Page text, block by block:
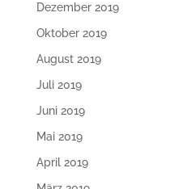
Dezember 2019
Oktober 2019
August 2019
Juli 2019
Juni 2019
Mai 2019
April 2019